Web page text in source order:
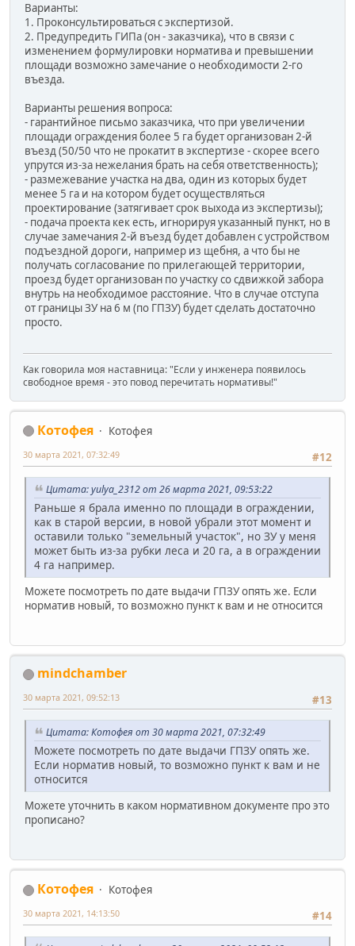
Варианты:
1. Проконсультироваться с экспертизой.
2. Предупредить ГИПа (он - заказчика), что в связи с
изменением формулировки норматива и превышении
площади возможно замечание о необходимости 2-го
въезда.
Варианты решения вопроса:
- гарантийное письмо заказчика, что при увеличении
площади ограждения более 5 га будет организован 2-й
въезд (50/50 что не прокатит в экспертизе - скорее всего
упрутся из-за нежелания брать на себя ответственность);
- размежевание участка на два, один из которых будет
менее 5 га и на котором будет осуществляться
проектирование (затягивает срок выхода из экспертизы);
- подача проекта кек есть, игнорируя указанный пункт, но в
случае замечания 2-й въезд будет добавлен с устройством
подъездной дороги, например из щебня, а что бы не
получать согласование по прилегающей территории,
проезд будет организован по участку со сдвижкой забора
внутрь на необходимое расстояние. Что в случае отступа
от границы ЗУ на 6 м (по ГПЗУ) будет сделать достаточно
просто.
Как говорила моя наставница: "Если у инженера появилось
свободное время - это повод перечитать нормативы!"
Котофея
Котофея
#12
30 марта 2021, 07:32:49
Цитата: yulya_2312 от 26 марта 2021, 09:53:22
Раньше я брала именно по площади в ограждении,
как в старой версии, в новой убрали этот момент и
оставили только "земельный участок", но ЗУ у меня
может быть из-за рубки леса и 20 га, а в ограждении
4 га например.
Можете посмотреть по дате выдачи ГПЗУ опять же. Если
норматив новый, то возможно пункт к вам и не относится
mindchamber
#13
30 марта 2021, 09:52:13
Цитата: Котофея от 30 марта 2021, 07:32:49
Можете посмотреть по дате выдачи ГПЗУ опять же.
Если норматив новый, то возможно пункт к вам и не
относится
Можете уточнить в каком нормативном документе про это
прописано?
Котофея
Котофея
#14
30 марта 2021, 14:13:50